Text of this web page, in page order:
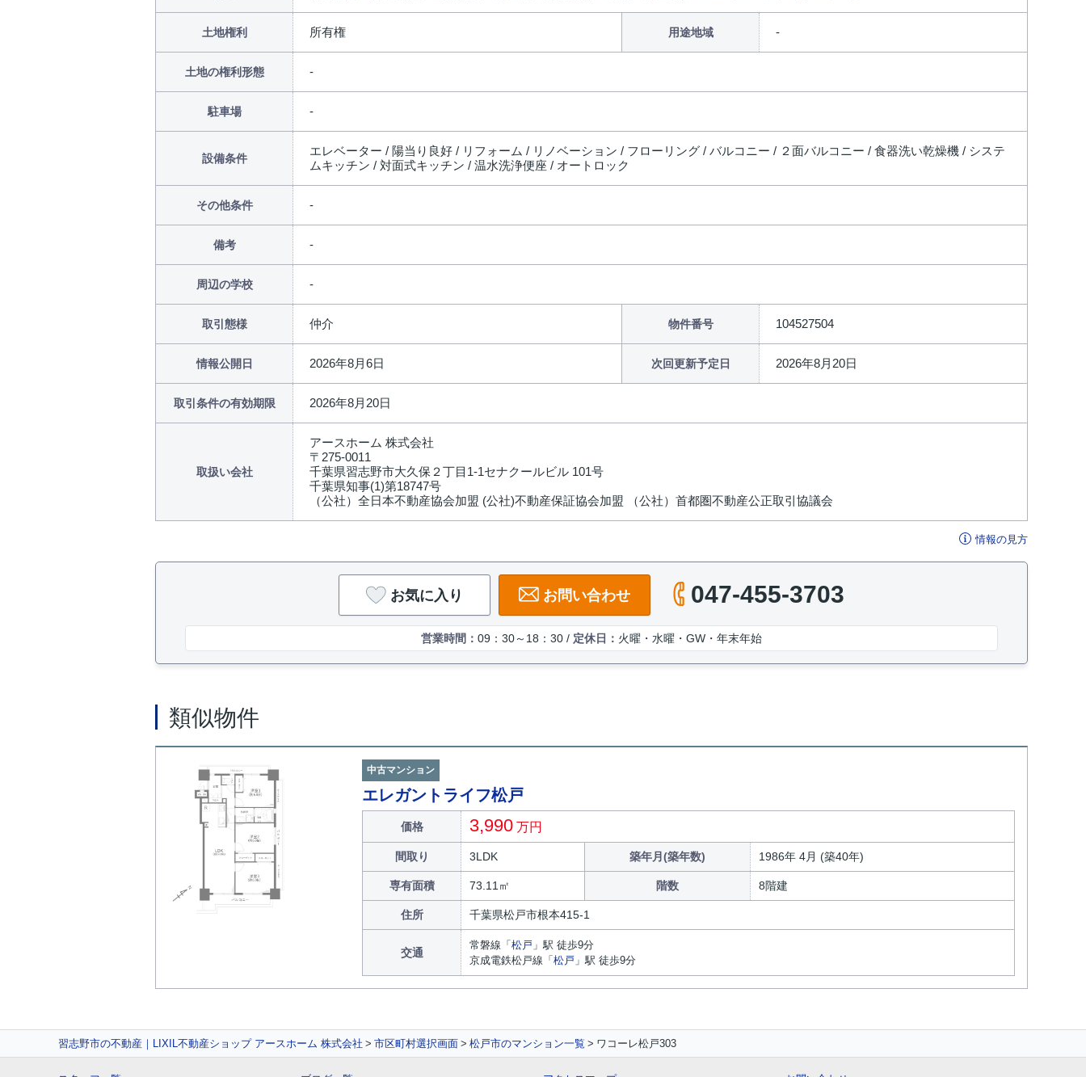
土地権利 所有権 用途地域
土地の権利形態
駐車場
設備条件
エレベーター / 陽当り良好 / リフォーム / リノベーション / フローリング / バルコニー / ２面バルコニー / 食器洗い乾燥機 / システ
ムキッチン / 対面式キッチン / 温水洗浄便座 / オートロック
その他条件
備考
周辺の学校
取引態様 仲介 物件番号 104527504
情報公開日 2026年8月6日 次回更新予定日 2026年8月20日
取引条件の有効期限 2026年8月20日
取扱い会社
アースホーム 株式会社
〒275-0011
千葉県習志野市大久保２丁目1-1セナクールビル 101号
千葉県知事(1)第18747号
（公社）全日本不動産協会加盟 (公社)不動産保証協会加盟 （公社）首都圏不動産公正取引協議会
情報の見方
お気に入り お問い合わせ 047-455-3703
営業時間： 09：30～18：30 / 定休日： 火曜・水曜・GW・年末年始
類似物件
中古マンション
エレガントライフ松戸
価格 3,990 万円
間取り 3LDK 築年月(築年数) 1986年 4月 (築40年)
専有面積 73.11㎡ 階数 8階建
住所 千葉県松戸市根本415-1
交通
常磐線 「 松戸 」駅 徒歩9分
京成電鉄松戸線 「 松戸 」駅 徒歩9分
習志野市の不動産｜LIXIL不動産ショップ アースホーム 株式会社 市区町村選択画面 松戸市のマンション一覧 ワコーレ松戸303